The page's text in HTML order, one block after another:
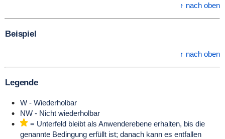
↑ nach oben
Beispiel
↑ nach oben
Legende
W - Wiederholbar
NW - Nicht wiederholbar
= Unterfeld bleibt als Anwenderebene erhalten, bis die
genannte Bedingung erfüllt ist; danach kann es entfallen